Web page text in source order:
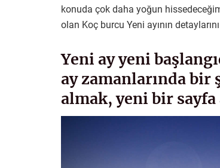
konuda çok daha yoğun
olan Koç burcu Yeni ayının
Yeni ay yeni
ay zamanlarında
almak, yeni bir sayfa